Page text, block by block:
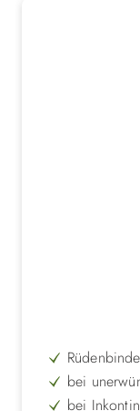
Rüdenbinde
bei
bei